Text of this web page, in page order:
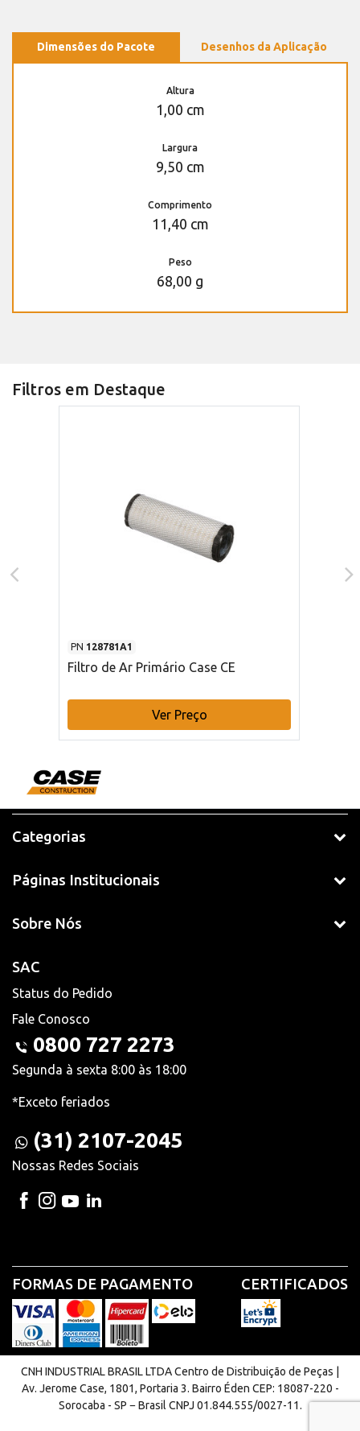
Dimensões do Pacote Desenhos da Aplicação
Altura
1,00 cm
Largura
9,50 cm
Comprimento
11,40 cm
Peso
68,00 g
Filtros em Destaque
PN 128781A1
Filtro de Ar Primário Case CE
Ver Preço
Categorias
Páginas Institucionais
Sobre Nós
SAC
Status do Pedido
Fale Conosco
0800 727 2273
Segunda à sexta 8:00 às 18:00
*Exceto feriados
(31) 2107-2045
Nossas Redes Sociais
FORMAS DE PAGAMENTO CERTIFICADOS
CNH INDUSTRIAL BRASIL LTDA Centro de Distribuição de Peças |
Av. Jerome Case, 1801, Portaria 3. Bairro Éden CEP: 18087-220 -
Sorocaba - SP − Brasil CNPJ 01.844.555/0027-11.